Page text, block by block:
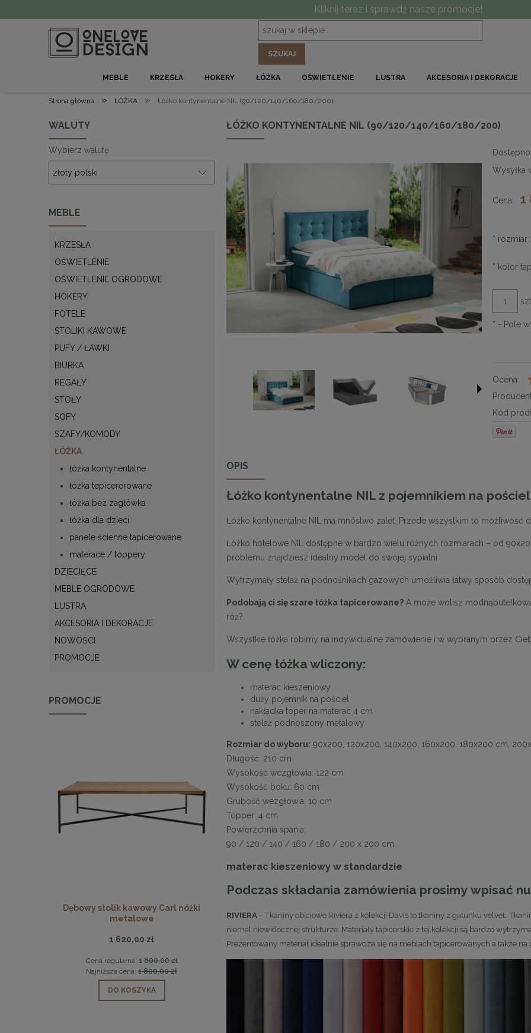
Kliknij teraz i sprawdź nasze promocje!
SZUKAJ
MEBLE KRZESŁA HOKERY ŁÓŻKA OŚWIETLENIE LUSTRA AKCESORIA I DEKORACJE
Strona główna » ŁÓŻKA » Łóżko kontynentalne NIL (90/120/140/160/180/200)
WALUTY
Wybierz walutę
MEBLE
KRZESŁA
OŚWIETLENIE
OŚWIETLENIE OGRODOWE
HOKERY
FOTELE
STOLIKI KAWOWE
PUFY / ŁAWKI
BIURKA
REGAŁY
STOŁY
SOFY
SZAFY/KOMODY
ŁÓŻKA
łóżka kontynentalne
łóżka tepicererowane
łóżka bez zagłówka
łóżka dla dzieci
panele ścienne tapicerowane
materace / toppery
DZIECIĘCE
MEBLE OGRODOWE
LUSTRA
AKCESORIA I DEKORACJE
NOWOŚCI
PROMOCJE
PROMOCJE
Dębowy stolik kawowy Carl nóżki
metalowe
1 620,00 zł
Cena regularna:1 800,00 zł
Najniższa cena: 1 800,00 zł
DO KOSZYKA
czarny
1 223,10 zł
Cena regularna:1 359,00 zł
899,11 zł
Cena regularna:999,01 zł
ŁÓŻKO KONTYNENTALNE NIL (90/120/140/160/180/200)
Wysyłka
Cena: 1
* rozmiar:
* kolor
* - Pole
Ocena:
Kod
OPIS
Łóżko kontynentalne NIL z pojemnikiem na pościel
Łóżko kontynentalne NIL ma mnóstwo zalet. Przede wszystkim to możliwość
Łóżko hotelowe NIL dostępne w bardzo wielu różnych rozmiarach – od
problemu znajdziesz idealny model do swojej sypialni
Wytrzymały stelaż na podnośnikach gazowych umożliwia łatwy sposób
Podobają ci się szare łóżka tapicerowane? A może wolisz
róż?
Wszystkie łóżka robimy na indywidualne zamówienie i w wybranym przez
W cenę łóżka wliczony:
materac kieszeniowy
duży pojemnik na pościel
nakładka toper na materac 4 cm
stelaż podnoszony metalowy
Rozmiar do wyboru: 90x200, 120x200, 140x200, 160x200, 180x200 cm,
Długość: 210 cm
Wysokość wezgłowia: 122 cm
Wysokość boku: 60 cm
Grubość wezgłowia: 10 cm
Topper: 4 cm
Powierzchnia spania:
90 / 120 / 140 / 160 / 180 / 200 x 200 cm
materac kieszeniowy w standardzie
Podczas składania zamówienia prosimy wpisać
RIVIERA - Tkaniny obiciowe Riviera z kolekcji Davis to tkaniny z gatunku velvet.
niemal niewidocznej strukturze. Materiały tapicerskie z tej kolekcji są bardzo
Prezentowany materiał idealnie sprawdza się na meblach tapicerowanych a także na